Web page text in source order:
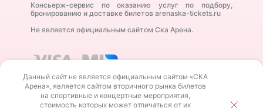
Консьерж-сервис по оказанию услуг по подбору,
бронированию и доставке билетов arenaska-tickets.ru
Не является официальным сайтом Ска Арена.
Данный сайт не является официальным сайтом «СКА
Арена», является сайтом вторичного рынка билетов
на спортивные и концертные мероприятия,
стоимость которых может отличаться от их